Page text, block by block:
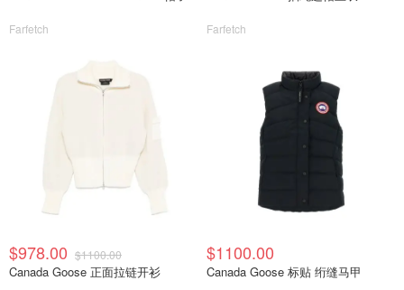
Farfetch Farfetch
$978.00 $1100.00
Canada Goose 正面拉链开衫
$1100.00
Canada Goose 标贴 绗缝马甲